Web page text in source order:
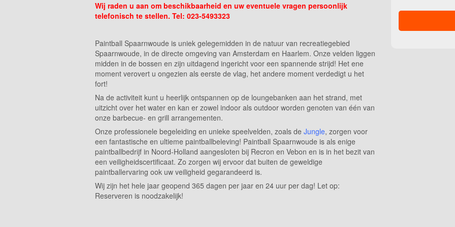
Wij raden u aan om beschikbaarheid en uw eventuele vragen persoonlijk
telefonisch te stellen. Tel: 023-5493323
Paintball Spaarnwoude is uniek gelegemidden in de natuur van recreatiegebied
Spaarnwoude, in de directe omgeving van Amsterdam en Haarlem. Onze velden liggen
midden in de bossen en zijn uitdagend ingericht voor een spannende strijd! Het ene
moment verovert u ongezien als eerste de vlag, het andere moment verdedigt u het
fort!
Na de activiteit kunt u heerlijk ontspannen op de loungebanken aan het strand, met
uitzicht over het water en kan er zowel indoor als outdoor worden genoten van één van
onze barbecue- en grill arrangementen.
Onze professionele begeleiding en unieke speelvelden, zoals de Jungle, zorgen voor
een fantastische en ultieme paintballbeleving! Paintball Spaarnwoude is als enige
paintballbedrijf in Noord-Holland aangesloten bij Recron en Vebon en is in het bezit van
een veiligheidscertificaat. Zo zorgen wij ervoor dat buiten de geweldige
paintballervaring ook uw veiligheid gegarandeerd is.
Wij zijn het hele jaar geopend 365 dagen per jaar en 24 uur per dag! Let op:
Reserveren is noodzakelijk!